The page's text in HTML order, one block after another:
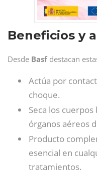
Beneficios y
Desde Basfdestacan
Actúa por
choque.
Seca los
órganos aéreos
Producto
esencial en
tratamientos.